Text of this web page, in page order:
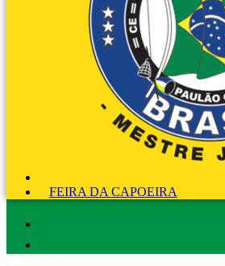
FEIRA DA CAPOEIRA